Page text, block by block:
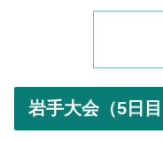
岩手大会（5日目